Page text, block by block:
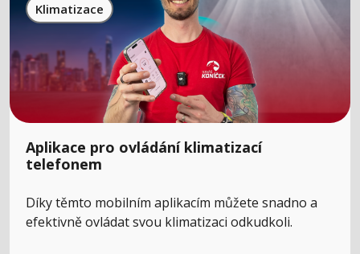
Klimatizace
Aplikace pro ovládání klimatizací
telefonem
Díky těmto mobilním aplikacím můžete snadno a
efektivně ovládat svou klimatizaci odkudkoli.